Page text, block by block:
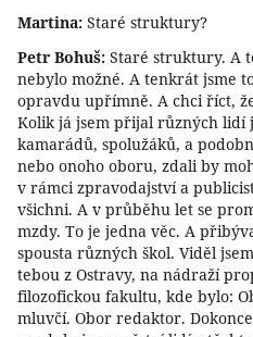
Martina: Staré struktury?
Petr Bohuš: Staré struktury. A
nebylo možné. A tenkrát jsme
opravdu upřímně. A chci říct,
Kolik já jsem přijal různých lidí
kamarádů, spolužáků, a
nebo onoho oboru, zdali by
v rámci zpravodajství a
všichni. A v průběhu let se
mzdy. To je jedna věc. A
spousta různých škol. Viděl
tebou z Ostravy, na nádraží
filozofickou fakultu, kde bylo:
mluvčí. Obor redaktor.